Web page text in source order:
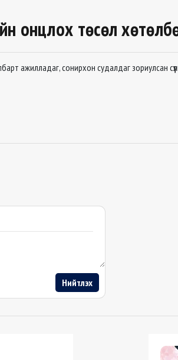
онцлох төсөл
ажилладаг, сонирхон судалдаг зориулсан
Нийтлэх